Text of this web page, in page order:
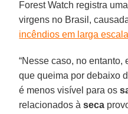
Forest Watch registra uma
virgens no Brasil,
incêndios em larga escala
“Nesse caso, no entanto,
que queima por debaixo
é menos visível para os
relacionados àseca